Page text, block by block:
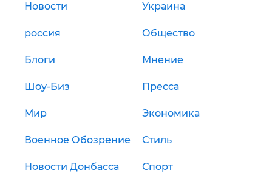
Новости Украина
россия Общество
Блоги Мнение
Шоу-Биз Пресса
Мир Экономика
Военное Обозрение Стиль
Новости Донбасса Спорт